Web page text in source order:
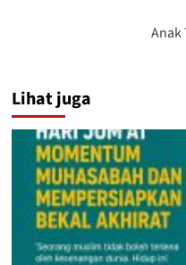
Anak
Lihat juga